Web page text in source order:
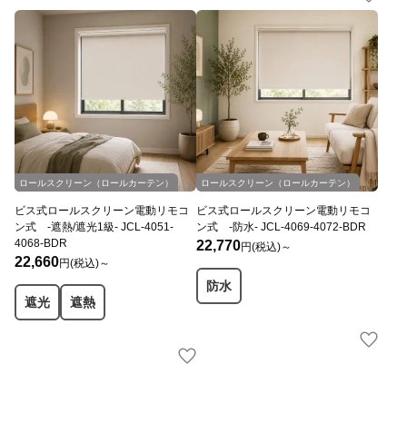
ロールスクリーン（ロールカーテン）
ビス式ロールスクリーン電動リモコ
ン式 -遮熱/遮光1級- JCL-4051-
4068-BDR
22,660円(税込)～
遮光 遮熱
ロールスクリーン（ロールカーテン）
ビス式ロールスクリーン電動リモコ
ン式 -防水- JCL-4069-4072-BDR
22,770円(税込)～
防水